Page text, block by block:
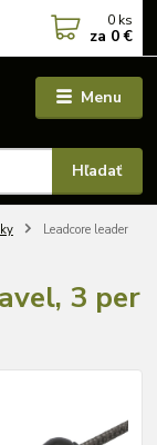
Menu
Hľadať
0 ks
za 0 €
Leadcore leader
3 per